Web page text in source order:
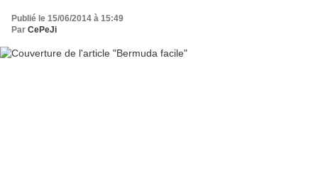
Publié le 15/06/2014 à 15:49
Par CePeJi